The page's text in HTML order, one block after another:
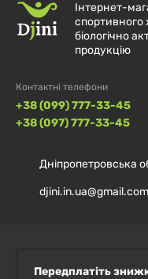
Інтернет-
спортивного
біологічно
продукцію
Контактні телефони
+38 (099) 777-33-45
+38 (097) 777-33-45
Дніпропетровська
djini.in.ua@gmail.com
Передплатіть